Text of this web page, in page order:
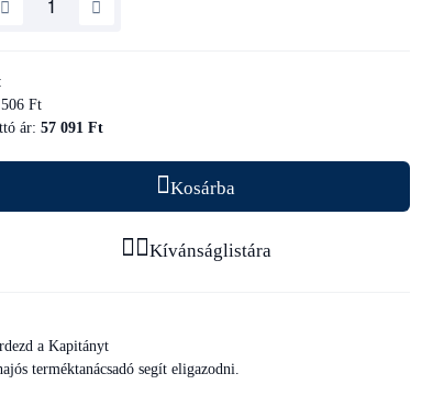
Ft
ár:57 091 Ft
Kosárba
Kívánságlistára
a Kapitányt
terméktanácsadó segít eligazodni.